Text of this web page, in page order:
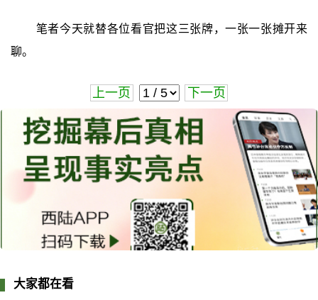
笔者今天就替各位看官把这三张牌，一张一张摊开来
聊。
上一页 下一页
大家都在看